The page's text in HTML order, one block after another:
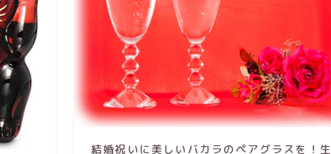
結婚祝いに美しいバカラのペアグラスを！生